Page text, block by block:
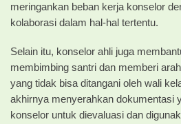
meringankan beban kerja konselor
kolaborasi dalam hal-hal tertentu.
Selain itu, konselor ahli juga
membimbing santri dan memberi
yang tidak bisa ditangani oleh wali
akhirnya menyerahkan dokumentasi
konselor untuk dievaluasi dan